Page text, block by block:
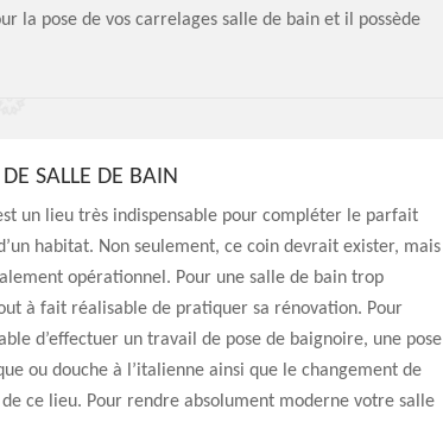
la pose de vos carrelages salle de bain et il possède
SALLE DE BAIN
un lieu très indispensable pour compléter le parfait
habitat. Non seulement, ce coin devrait exister, mais
opérationnel. Pour une salle de bain trop
à fait réalisable de pratiquer sa rénovation. Pour
d’effectuer un travail de pose de baignoire, une pose
ou douche à l’italienne ainsi que le changement de
ce lieu. Pour rendre absolument moderne votre salle